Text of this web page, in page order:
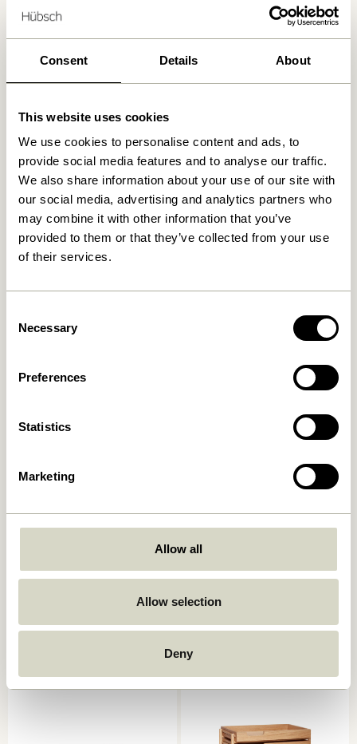
Consent Details About
This website uses cookies
We use cookies to personalise content and ads, to
provide social media features and to analyse our traffic.
We also share information about your use of our site with
our social media, advertising and analytics partners who
may combine it with other information that you’ve
provided to them or that they’ve collected from your use
of their services.
Selection
Necessary
Preferences
Statistics
Marketing
Allow all
Allow selection
Deny
Lieferung 1-4 Werktage
30 Tage Rückgaberecht
Kostenlose Lieferung über499 DKK
Ähnliche Produkte
649,00